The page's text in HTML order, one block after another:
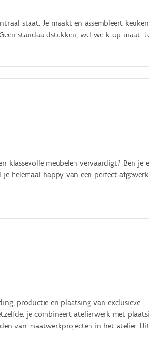
staat. Je maakt en assembleert
standaardstukken, wel werk op maat.
meubelen vervaardigt? Ben je
helemaal happy van een perfect
productie en plaatsing van exclusieve
je combineert atelierwerk met
van maatwerkprojecten in het atelier